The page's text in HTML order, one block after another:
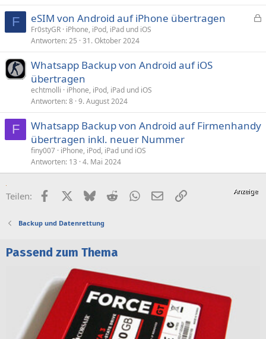
F
p
eSIM von Android auf iPhone übertragen
Fr0styGR iPhone, iPod, iPad und iOS
Antworten 25 31. Oktober 2024
Whatsapp Backup von Android auf iOS
übertragen
echtmolli
iPhone, iPod, iPad und iOS
Antworten 8 9. August 2024
F
Whatsapp Backup von Android auf Firmenhandy
übertragen inkl. neuer Nummer
finy007 iPhone, iPod, iPad und iOS
Antworten 13 4. Mai 2024
Teilen: FacebookX (Twitter)
BlueskyRedditWhatsApp
E-MailLink
Backup und Datenrettung
Passend zum Thema